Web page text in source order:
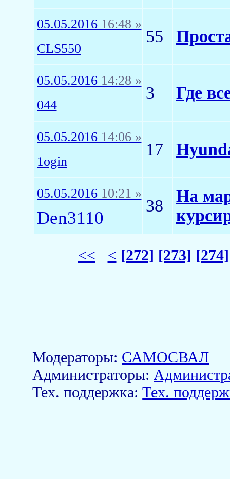
05.05.2016 16:48 »
CLS550
55
05.05.2016 14:28 »
044
3 Где
05.05.2016 14:06 »
1ogin
17
05.05.2016 10:21 »
Den3110
38
На
<< < [272] [273] [274]
Модераторы: САМОСВАЛ
Aдминистраторы:
Тех. поддержка:Тех.